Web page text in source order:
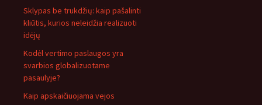
Sklypas be trukdžių: kaip pašalinti
kliūtis, kurios neleidžia realizuoti
idėjų
Kodėl vertimo paslaugos yra
svarbios globalizuotame
pasaulyje?
Kaip apskaičiuojama vejos